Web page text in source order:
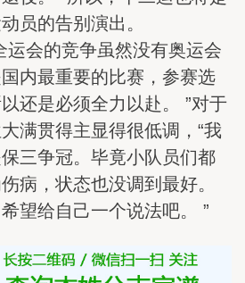
员的告别演出。
会的竞争虽然没有奥运会
内最重要的比赛，参赛选
还是必须全力以赴。 ”对于
满贯得主显得很低调，“我
三争冠。毕竟小队员们都
病，状态也没调到最好。
望给自己一个说法吧。 ”